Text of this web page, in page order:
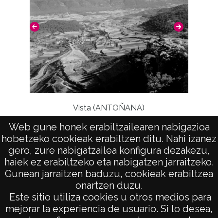
Web gune honek erabiltzailearen nabigazioa
hobetzeko cookieak erabiltzen ditu. Nahi izanez
gero, zure nabigatzailea konfigura dezakezu,
haiek ez erabiltzeko eta nabigatzen jarraitzeko.
Gunean jarraitzen baduzu, cookieak erabiltzea
onartzen duzu.
Este sitio utiliza cookies u otros medios para
mejorar la experiencia de usuario. Si lo desea,
Nº de identificación: 12619 Duplicado del
negativo: 899 Duplicado del positivo: 899;
Signaturas: Copia digital: ATHA-DAF-GUE-
12619 ; Duplicado del positivo: ATHA-DAF-
GUE-899 ; Duplicado del negativo: ATHA-
DAF-GUE-899;
Licencia de las imágenes
CC BY-NC-SA 4.0
Vista (ANTOÑANA)
AVISO LEGAL
POLÍTICA DE PRIVACIDAD